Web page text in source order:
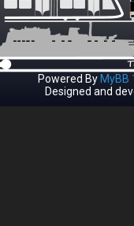
Powered By MyBB
Designed and